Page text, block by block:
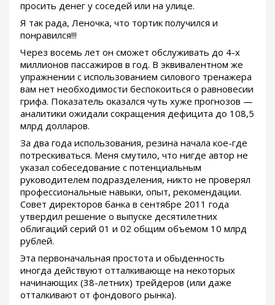
просить денег у соседей или на улице.
Я так рада, Леночка, что тортик получился и
понравился!!!
Через восемь лет он сможет обслуживать до 4-х
миллионов пассажиров в год. В эквивалентном же
упражнении с использованием силового тренажера
вам нет необходимости беспокоиться о равновесии
грифа. Показатель оказался чуть хуже прогнозов —
аналитики ожидали сокращения дефицита до 108,5
млрд долларов.
За два года использования, резина начала кое-где
потрескиваться. Меня смутило, что нигде автор не
указал собеседование с потенциальным
руководителем подразделения, никто не проверял
профессиональные навыки, опыт, рекомендации.
Совет директоров банка в сентябре 2011 года
утвердил решение о выпуске десятилетних
облигаций серий 01 и 02 общим объемом 10 млрд
рублей.
Эта первоначальная простота и обыденность
иногда действуют отталкивающе на некоторых
начинающих (38-летних) трейдеров (или даже
отталкивают от фондового рынка).